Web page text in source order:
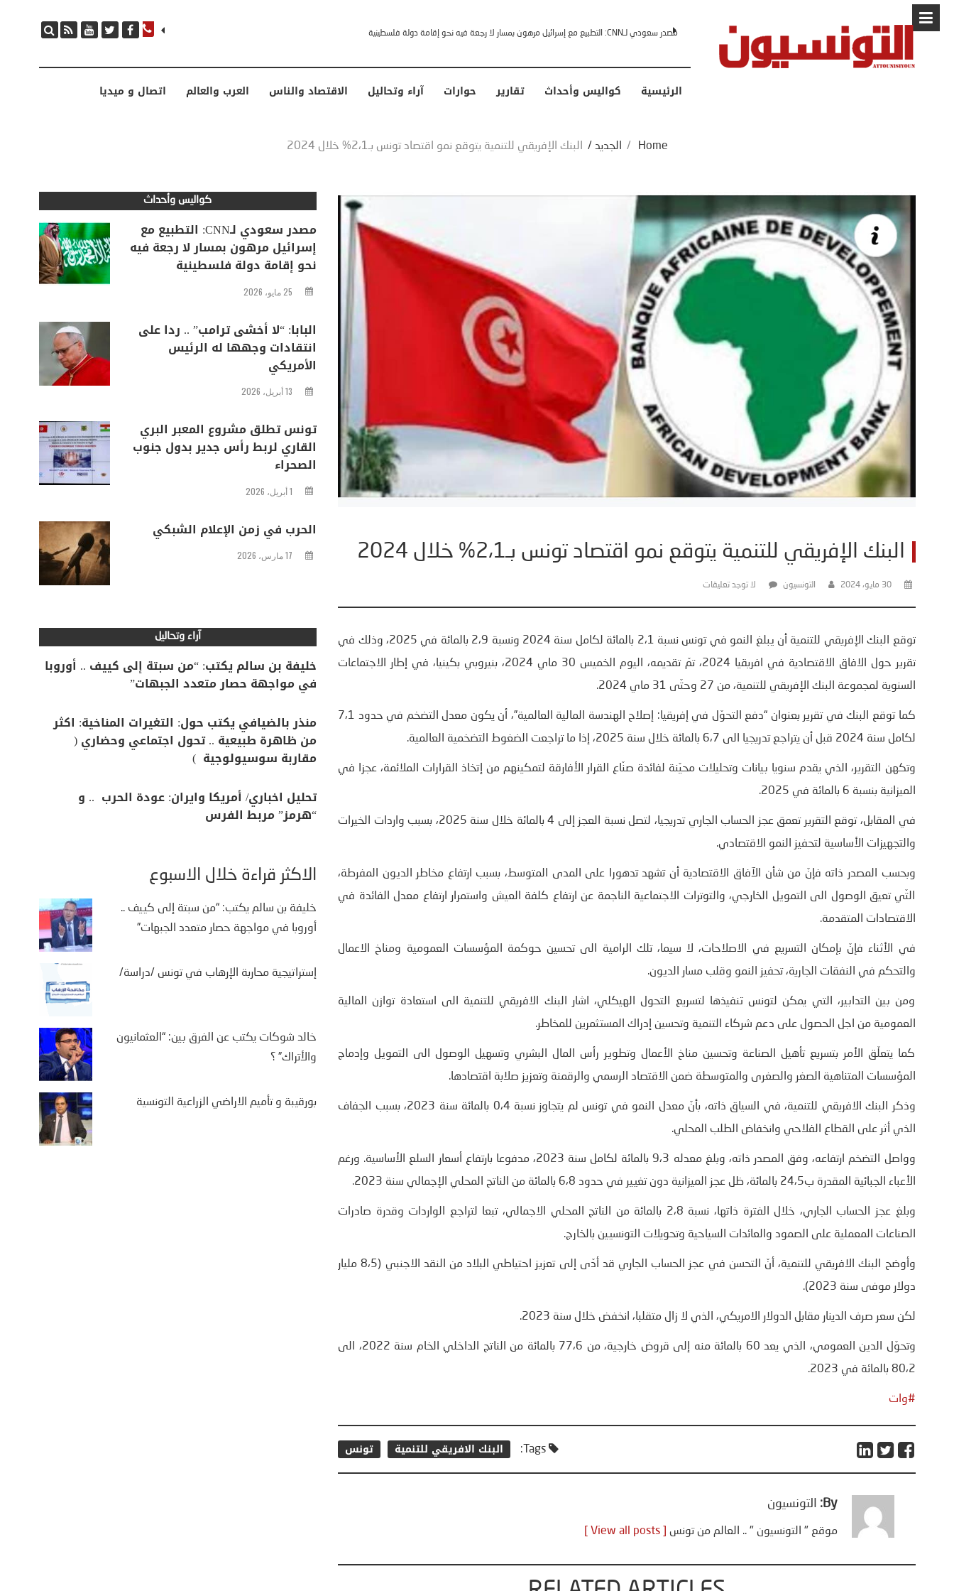
مصدر سعودي لـCNN: التطبيع مع إسرائيل مرهون بمسار لا رجعة فيه نحو إقامة دولة فلسطينية البابا: “لا أخشى ترامب” .. ردا على انتقادات وجهها له الرئيس الأمريكي
الرئيسية كواليس وأحداث تقارير حوارات آراء وتحاليل الاقتصاد والناس العرب والعالم اتصال و ميديا
Home
/ الجديد / البنك الإفريقي للتنمية يتوقع نمو اقتصاد تونس بـ2،1% خلال 2024
البنك الإفريقي للتنمية يتوقع نمو اقتصاد تونس بـ2،1% خلال 2024
30 مايو، 2024 التونسيون لا توجد تعليقات
توقع البنك الإفريقي للتنمية أن يبلغ النمو في تونس نسبة 2،1 بالمائة لكامل سنة 2024 ونسبة 2،9 بالمائة في 2025، وذلك في
تقرير حول الافاق الاقتصادية في افريقيا 2024، تمّ تقديمه، اليوم الخميس 30 ماي 2024، بنيروبي بكينيا، في إطار الاجتماعات
السنوية لمجموعة البنك الإفريقي للتنمية، من 27 وحتّى 31 ماي 2024.
كما توقع البنك في تقرير بعنوان “دفع التحوّل في إفريقيا: إصلاح الهندسة المالية العالمية”، أن يكون معدل التضخم في حدود 7،1
لكامل سنة 2024 قبل أن يتراجع ​​تدريجيا الى 6،7 بالمائة خلال سنة 2025، إذا ما تراجعت الضغوط التضخمية العالمية.
وتكهن التقرير، الذي يقدم سنويا بيانات وتحليلات محيّنة لفائدة صنّاع القرار الأفارقة لتمكينهم من إتخاذ القرارات الملائمة، عجزا في
الميزانية بنسبة 6 بالمائة في 2025.
في المقابل، توقع التقرير تعمق عجز الحساب الجاري تدريجيا، لتصل نسبة العجز إلى 4 بالمائة خلال سنة 2025، بسبب واردات الخيرات
والتجهيزات الأساسية لتحفيز النمو الاقتصادي.
وبحسب المصدر ذاته فإنّ من شأن الآفاق الاقتصادية أن تشهد تدهورا على المدى المتوسط، بسبب ارتفاع مخاطر الديون المفرطة،
التّي تعيق الوصول الى التمويل الخارجي، والتوترات الاجتماعية الناجمة عن ارتفاع كلفة العيش واستمرار ارتفاع معدل الفائدة في
الاقتصادات المتقدمة.
في الأثناء فإنّ بإمكان التسريع في الاصلاحات، لا سيما، تلك الرامية الى تحسين حوكمة المؤسسات العمومية ومناخ الاعمال
والتحكم في النفقات الجارية، تحفيز النمو وقلب مسار الديون.
ومن بين التدابير، التي يمكن لتونس تنفيذها لتسريع التحول الهيكلي، اشار البنك الافريقي للتنمية الى استعادة توازن المالية
العمومية من اجل الحصول على دعم شركاء التنمية وتحسين إدراك المستثمرين للمخاطر.
كما يتعلّق الأمر بتسريع تأهيل الصناعة وتحسين مناخ الأعمال وتطوير رأس المال البشري وتسهيل الوصول الى التمويل وإدماج
المؤسسات المتناهية الصغر والصغرى والمتوسطة ضمن الاقتصاد الرسمي والرقمنة وتعزيز صلابة اقتصادها.
وذكر البنك الافريقي للتنمية، في السياق ذاته، بأنّ معدل النمو في تونس لم يتجاوز نسبة 0،4 بالمائة سنة 2023، بسبب الجفاف
الذي أثر على القطاع الفلاحي وانخفاض الطلب المحلي.
وواصل التضخم ارتفاعه، وفق المصدر ذاته، وبلغ معدله 9،3 بالمائة لكامل سنة 2023، مدفوعا بارتفاع أسعار السلع الأساسية. ورغم
الأعباء الجبائية المقدرة ب24،5 بالمائة، ظل عجز الميزانية دون تغيير في حدود 6،8 بالمائة من الناتج المحلي الإجمالي سنة 2023.
وبلغ عجز الحساب الجاري، خلال الفترة ذاتها، نسبة 2،8 بالمائة من الناتج المحلي الاجمالي، تبعا لتراجع الواردات وقدرة صادرات
الصناعات المعملية على الصمود والعائدات السياحية وتحويلات التونسيين بالخارج.
وأوضح البنك الافريقي للتنمية، أنّ التحسن في عجز الحساب الجاري قد أدّى إلى تعزيز احتياطي البلاد من النقد الاجنبي (8،5 مليار
دولار موفى سنة 2023).
لكن سعر صرف الدينار مقابل الدولار الامريكي، الذي لا زال متقلبا، انخفض خلال سنة 2023.
وتحوّل الدين العمومي، الذي يعد 60 بالمائة منه إلى قروض خارجية، من 77،6 بالمائة من الناتج الداخلي الخام سنة 2022، الى
80،2 بالمائة في 2023.
#وات
Tags: البنك الافريقي للتنمية تونس
By: التونسيون
موقع " التونسيون " .. العالم من تونس [ View all posts ]
كواليس وأحداث
مصدر سعودي لـCNN: التطبيع مع
إسرائيل مرهون بمسار لا رجعة فيه
نحو إقامة دولة فلسطينية
25 مايو، 2026
البابا: “لا أخشى ترامب” .. ردا على
انتقادات وجهها له الرئيس
الأمريكي
13 أبريل، 2026
تونس تطلق مشروع المعبر البري
القاري لربط رأس جدير بدول جنوب
الصحراء
1 أبريل، 2026
الحرب في زمن الإعلام الشبكي
17 مارس، 2026
آراء وتحاليل
خليفة بن سالم يكتب: “من سبتة إلى كييف .. أوروبا
في مواجهة حصار متعدد الجبهات”
منذر بالضيافي يكتب حول: التغيرات المناخية: اكثر
من ظاهرة طبيعية .. تحول اجتماعي وحضاري (
مقاربة سوسيولوجية )
تحليل اخباري/ أمريكا وايران: عودة الحرب .. و
“هرمز” مربط الفرس
الأكثر قراءة خلال الأسبوع
خليفة بن سالم يكتب: “من سبتة إلى كييف ..
أوروبا في مواجهة حصار متعدد الجبهات”
إستراتيجية محاربة الإرهاب في تونس /دراسة/
خالد شوكات يكتب عن الفرق بين: “العثمانيون
والأتراك” ؟
بورقيبة و تأميم الاراضي الزراعية التونسية